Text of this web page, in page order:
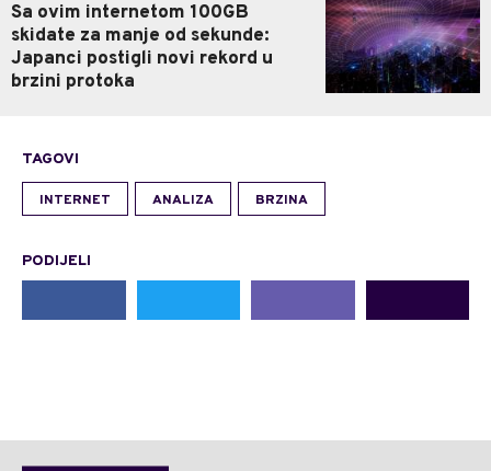
Sa ovim internetom 100GB
skidate za manje od sekunde:
Japanci postigli novi rekord u
brzini protoka
TAGOVI
INTERNET ANALIZA BRZINA
PODIJELI